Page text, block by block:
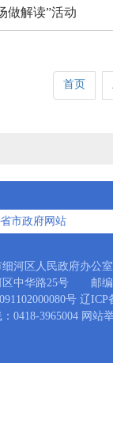
做解读”活动
首页
细河区人民政府办
区中华路25号 邮
号 辽ICP
0418-3965004 网站